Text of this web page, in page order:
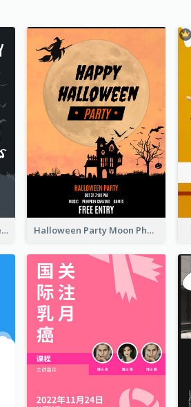
Halloween Haunted House Party Poster Halloween Party Moon Photo Poster